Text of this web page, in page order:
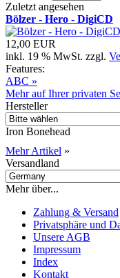
Zuletzt angesehen
Bölzer - Hero - DigiCD
12,00 EUR
inkl. 19 % MwSt. zzgl.
Features:
ABC »
Mehr auf Ihrer privaten
Hersteller
Iron Bonehead
Mehr Artikel »
Versandland
Mehr über...
Zahlung & Versand
Privatsphäre und
Unsere AGB
Impressum
Index
Kontakt